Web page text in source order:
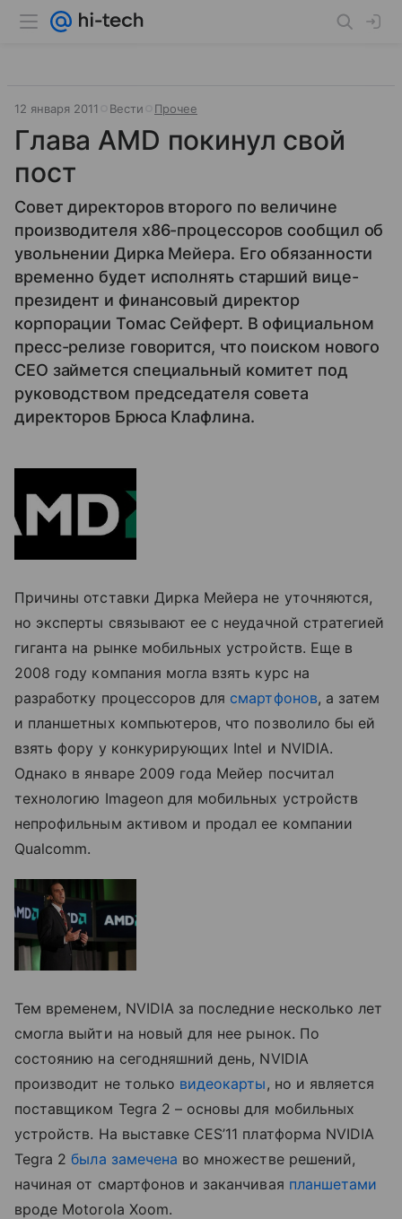
12 января 2011 Вести Прочее
Глава AMD покинул свой
пост
Совет директоров второго по величине
производителя x86-процессоров сообщил об
увольнении Дирка Мейера. Его обязанности
временно будет исполнять старший вице-
президент и финансовый директор
корпорации Томас Сейферт. В официальном
пресс-релизе говорится, что поиском нового
CEO займется специальный комитет под
руководством председателя совета
директоров Брюса Клафлина.
Причины отставки Дирка Мейера не уточняются,
но эксперты связывают ее с неудачной стратегией
гиганта на рынке мобильных устройств. Еще в
2008 году компания могла взять курс на
разработку процессоров для смартфонов, а затем
и планшетных компьютеров, что позволило бы ей
взять фору у конкурирующих Intel и NVIDIA.
Однако в январе 2009 года Мейер посчитал
технологию Imageon для мобильных устройств
непрофильным активом и продал ее компании
Qualcomm.
Тем временем, NVIDIA за последние несколько лет
смогла выйти на новый для нее рынок. По
состоянию на сегодняшний день, NVIDIA
производит не только видеокарты , но и является
поставщиком Tegra 2 – основы для мобильных
устройств. На выставке CES’11 платформа NVIDIA
Tegra 2была замечена во множестве решений,
начиная от смартфонов и заканчивая планшетами
вроде Motorola Xoom.